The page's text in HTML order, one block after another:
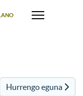
Hurrengo eguna